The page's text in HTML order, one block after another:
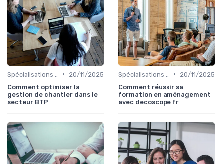
•
20/11/2025
Comment optimiser la
gestion de chantier dans le
secteur BTP
•
20/11/2025
Comment réussir sa
formation en aménagement
avec decoscope fr